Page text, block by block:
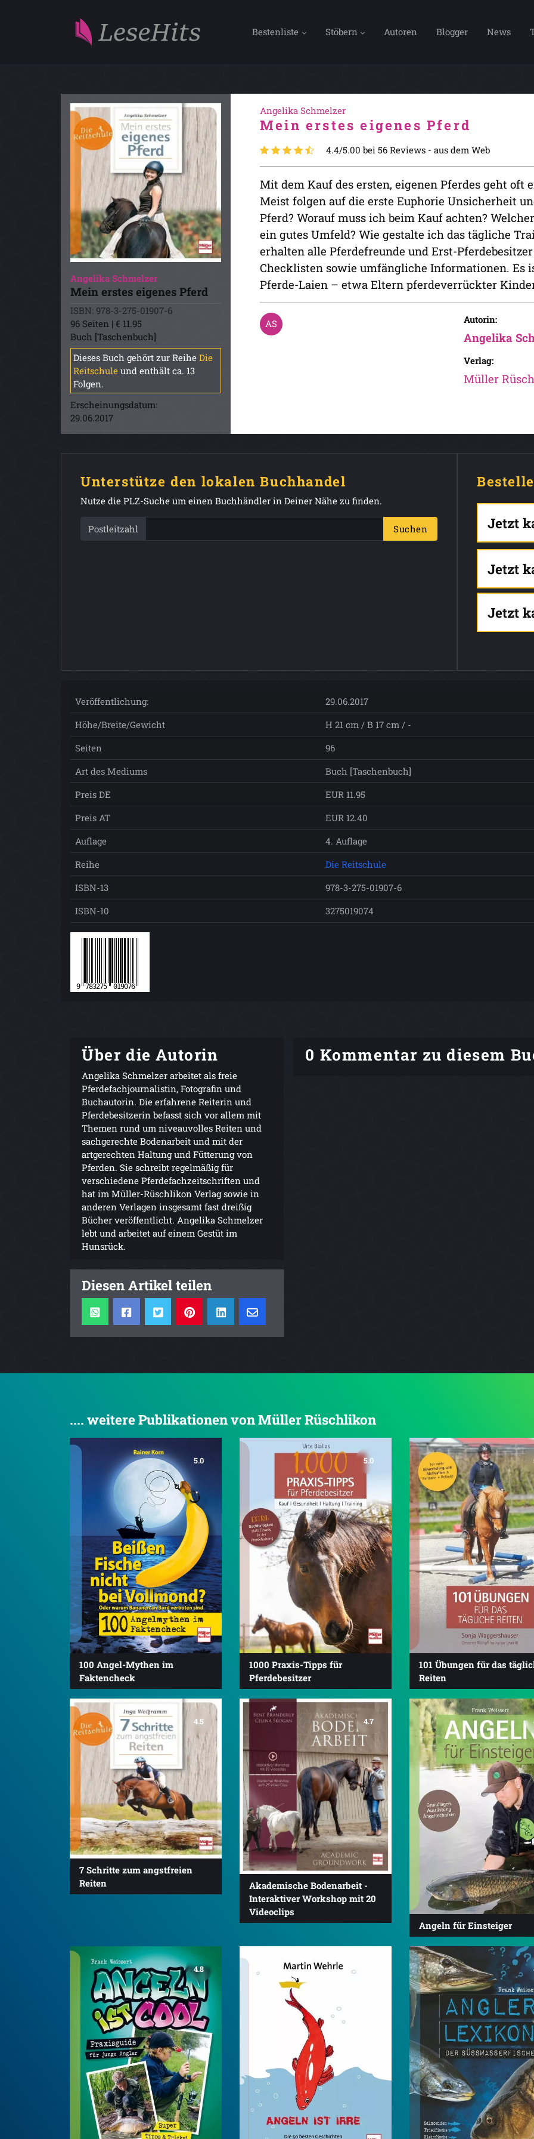
Bestenliste Stöbern Autoren Blogger News
Angelika Schmelzer
Mein erstes eigenes Pferd
ISBN: 978-3-275-01907-6
96 Seiten | € 11.95
Buch [Taschenbuch]
Dieses Buch gehört zur Reihe Die
Reitschule und enthält ca. 13
Folgen.
Erscheinungsdatum:
29.06.2017
Angelika Schmelzer
Mein erstes eigenes Pferd
4.4/5.00 bei 56 Reviews - aus dem Web
Mit dem Kauf des ersten, eigenen Pferdes geht
Meist folgen auf die erste Euphorie Unsicherheit
Pferd? Worauf muss ich beim Kauf achten?
ein gutes Umfeld? Wie gestalte ich das tägliche
erhalten alle Pferdefreunde und Erst-
Checklisten sowie umfängliche Informationen. Es
Pferde-Laien – etwa Eltern pferdeverrückter
Autorin:
Angelika
Verlag:
Müller
Unterstütze den lokalen Buchhandel
Nutze die PLZ-Suche um einen Buchhändler in Deiner Nähe zu finden.
Postleitzahl Suchen Jetzt
Jetzt
Jetzt
Veröffentlichung:
29.06.2017
Höhe/Breite/Gewicht
H 21 cm / B 17 cm / -
Seiten
96
Art des Mediums
Buch [Taschenbuch]
Preis DE
EUR 11.95
Preis AT
EUR 12.40
Auflage
4. Auflage
Reihe
Die Reitschule
ISBN-13
978-3-275-01907-6
ISBN-10
3275019074
Über die Autorin
Angelika Schmelzer arbeitet als freie
Pferdefachjournalistin, Fotografin und
Buchautorin. Die erfahrene Reiterin und
Pferdebesitzerin befasst sich vor allem mit
Themen rund um niveauvolles Reiten und
sachgerechte Bodenarbeit und mit der
artgerechten Haltung und Fütterung von
Pferden. Sie schreibt regelmäßig für
verschiedene Pferdefachzeitschriften und
hat im Müller-Rüschlikon Verlag sowie in
anderen Verlagen insgesamt fast dreißig
Bücher veröffentlicht. Angelika Schmelzer
lebt und arbeitet auf einem Gestüt im
Hunsrück.
Diesen Artikel teilen
0 Kommentar zu diesem
.... weitere Publikationen von Müller Rüschlikon
5.0
100 Angel-Mythen im
Faktencheck
5.0
1000 Praxis-Tipps für
Pferdebesitzer
101 Übungen für das
Reiten
4.5
7 Schritte zum angstfreien
Reiten
4.7
Akademische Bodenarbeit -
Interaktiver Workshop mit 20
Videoclips
Angeln für Einsteiger
4.8